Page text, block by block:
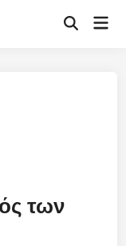
Open
των